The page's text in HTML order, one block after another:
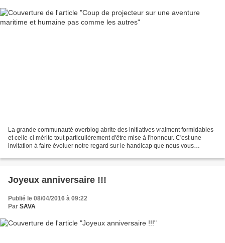
La grande communauté overblog abrite des initiatives vraiment formidables
et celle-ci mérite tout particulièrement d'être mise à l'honneur. C'est une
invitation à faire évoluer notre regard sur le handicap que nous vous
Joyeux anniversaire !!!
Publié le 08/04/2016 à 09:22
Par SAVA